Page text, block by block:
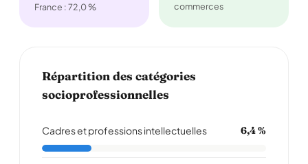
France : 72,0 %
commerces
Répartition des catégories
socioprofessionnelles
Cadres et professions intellectuelles 6,4 %